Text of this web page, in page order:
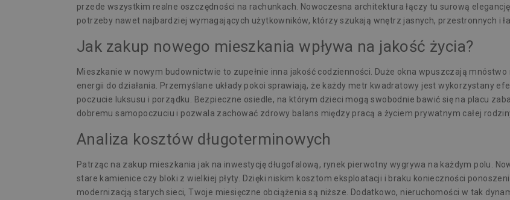
przede wszystkim realne oszczędności na rachunkach. Nowoczesna architektura łączy tu surową
potrzeby nawet najbardziej wymagających użytkowników, którzy szukają wnętrz jasnych, przestronnych i
Jak zakup nowego mieszkania wpływa na jakość życia?
Mieszkanie w nowym budownictwie to zupełnie inna jakość codzienności. Duże okna wpuszczają
energii do działania. Przemyślane układy pokoi sprawiają, że każdy metr kwadratowy jest wykorzystany
poczucie luksusu i porządku. Bezpieczne osiedle, na którym dzieci mogą swobodnie bawić się na placu
dobremu samopoczuciu i pozwala zachować zdrowy balans między pracą a życiem prywatnym całej
Analiza kosztów długoterminowych
Patrząc na zakup mieszkania jak na inwestycję długofalową, rynek pierwotny wygrywa na każdym polu.
stare kamienice czy bloki z wielkiej płyty. Dzięki niskim kosztom eksploatacji i braku konieczności
modernizacją starych sieci, Twoje miesięczne obciążenia są niższe. Dodatkowo, nieruchomości w tak